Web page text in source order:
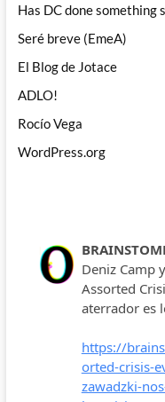
Has DC done something
Seré breve (EmeA)
El Blog de Jotace
ADLO!
Rocío Vega
WordPress.org